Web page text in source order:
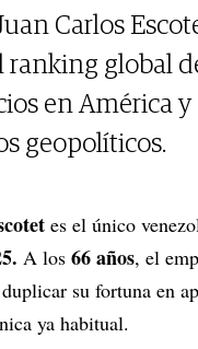
Carlos
ranking global
en América
geopolíticos.
es el único
A los 66 años, el
su fortuna en
ya habitual.